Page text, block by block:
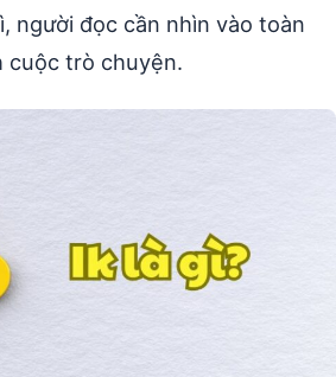
người đọc cần nhìn vào toàn
cuộc trò chuyện.